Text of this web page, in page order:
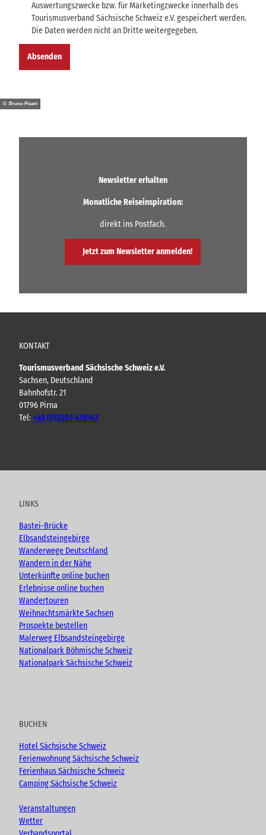
Auswertungszwecke bzw. für Marketingzwecke innerhalb des
Tourismusverband Sächsische Schweiz e.V. gespeichert werden.
Die Daten werden nicht an Dritte weitergegeben.
Absenden
© Bruno Pisani
Newsletter erhalten
Monatliche Reiseinspiration:
direkt ins Postfach.
Jetzt zum Newsletter anmelden!
KONTAKT
Tourismusverband Sächsische Schweiz e.V.
Sachsen, Deutschland
Bahnhofstr. 21
01796 Pirna
Tel:+49 (0)3501 470147
u
e
c
o
k
s
r
a
m
o
LINKS
Bastei-Brücke
Elbsandsteingebirge
Wanderwege Deutschland
Wandern in der Nähe
Unterkünfte online buchen
Erlebnisse online buchen
Wandertouren
Weihnachtsmärkte Sachsen
Prospekte bestellen
Malerweg Elbsandsteingebirge
Nationalpark Böhmische Schweiz
Nationalpark Sächsische Schweiz
BUCHEN
Hotel Sächsische Schweiz
Ferienwohnung Sächsische Schweiz
Ferienhaus Sächsische Schweiz
Camping Sächsische Schweiz
Veranstaltungen
Wetter